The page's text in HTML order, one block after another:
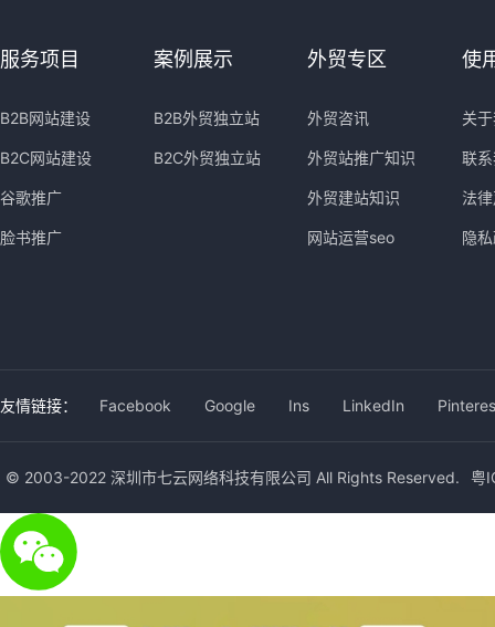
服务项目
B2B网站建设
B2C网站建设
谷歌推广
脸书推广
案例展示
B2B外贸独立站
B2C外贸独立站
外贸专区
外贸咨讯
外贸站推广知识
外贸建站知识
网站运营seo
使
关
联
法
隐
友情链接： Facebook Google Ins LinkedIn
© 2003-2022 深圳市七云网络科技有限公司 All Rights Reserved. 粤